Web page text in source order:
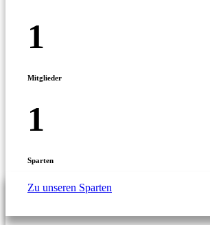
1
Mitglieder
1
Sparten
Zu unseren Sparten